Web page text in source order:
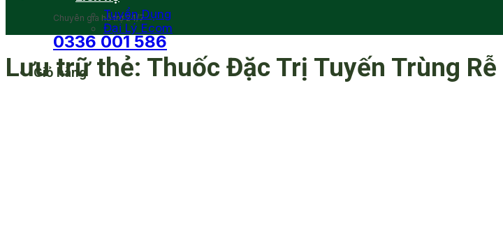
Chuyên gia hỗ trợ 24/7
0336 001 586
Giỏ hàng
Tuyển Dụng
Đại Lý Ecom
Lưu trữ thẻ: Thuốc Đặc Trị Tuyến Trùng Rễ